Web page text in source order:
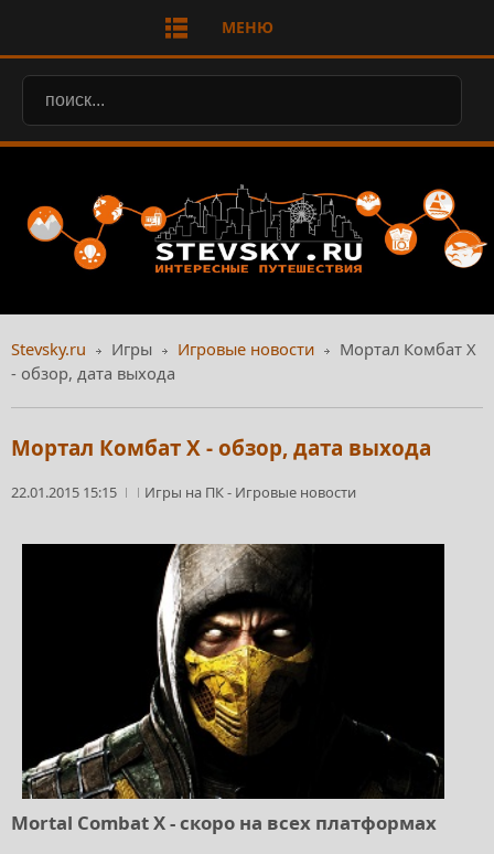
МЕНЮ
Stevsky.ru Игры Игровые новости
Мортал Комбат Х
- обзор, дата выхода
Мортал Комбат Х - обзор, дата выхода
22.01.2015 15:15 Игры на ПК- Игровые новости
Mortal Combat X - скоро на всех платформах